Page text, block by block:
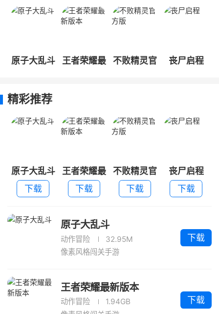
原子大乱斗
王者荣耀最
不败精灵官
丧尸启程
精彩推荐
原子大乱斗
下载
王者荣耀最
新版本
下载
不败精灵官
方版
下载
丧尸启程
下载
原子大乱斗
动作冒险
32.95M
像素风格闯关手游
下载
王者荣耀最新版本
动作冒险
1.94GB
下载